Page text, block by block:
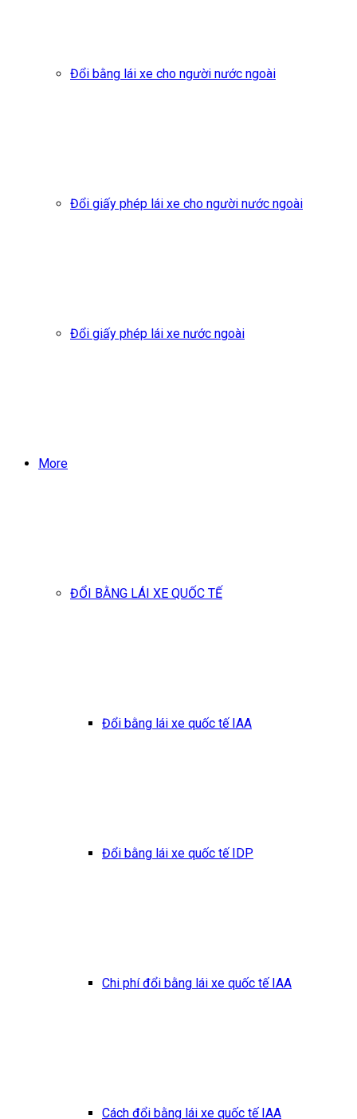
Đổi bằng lái xe cho người nước ngoài
Đổi giấy phép lái xe cho người nước ngoài
Đổi giấy phép lái xe nước ngoài
More
ĐỔI BẰNG LÁI XE QUỐC TẾ
Đổi bằng lái xe quốc tế IAA
Đổi bằng lái xe quốc tế IDP
Chi phí đổi bằng lái xe quốc tế IAA
Cách đổi bằng lái xe quốc tế IAA